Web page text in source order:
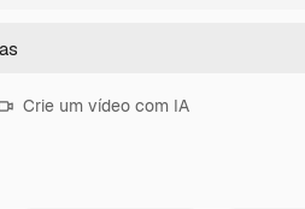
Crie um vídeo com IA